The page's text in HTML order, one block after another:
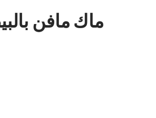
ماك مافن